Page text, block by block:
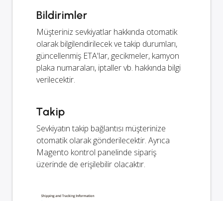
Bildirimler
Müşteriniz sevkiyatlar hakkında otomatik
olarak bilgilendirilecek ve takip durumları,
güncellenmiş ETA'lar, gecikmeler, kamyon
plaka numaraları, iptaller vb. hakkında bilgi
verilecektir.
Takip
Sevkiyatın takip bağlantısı müşterinize
otomatik olarak gönderilecektir. Ayrıca
Magento kontrol panelinde sipariş
üzerinde de erişilebilir olacaktır.